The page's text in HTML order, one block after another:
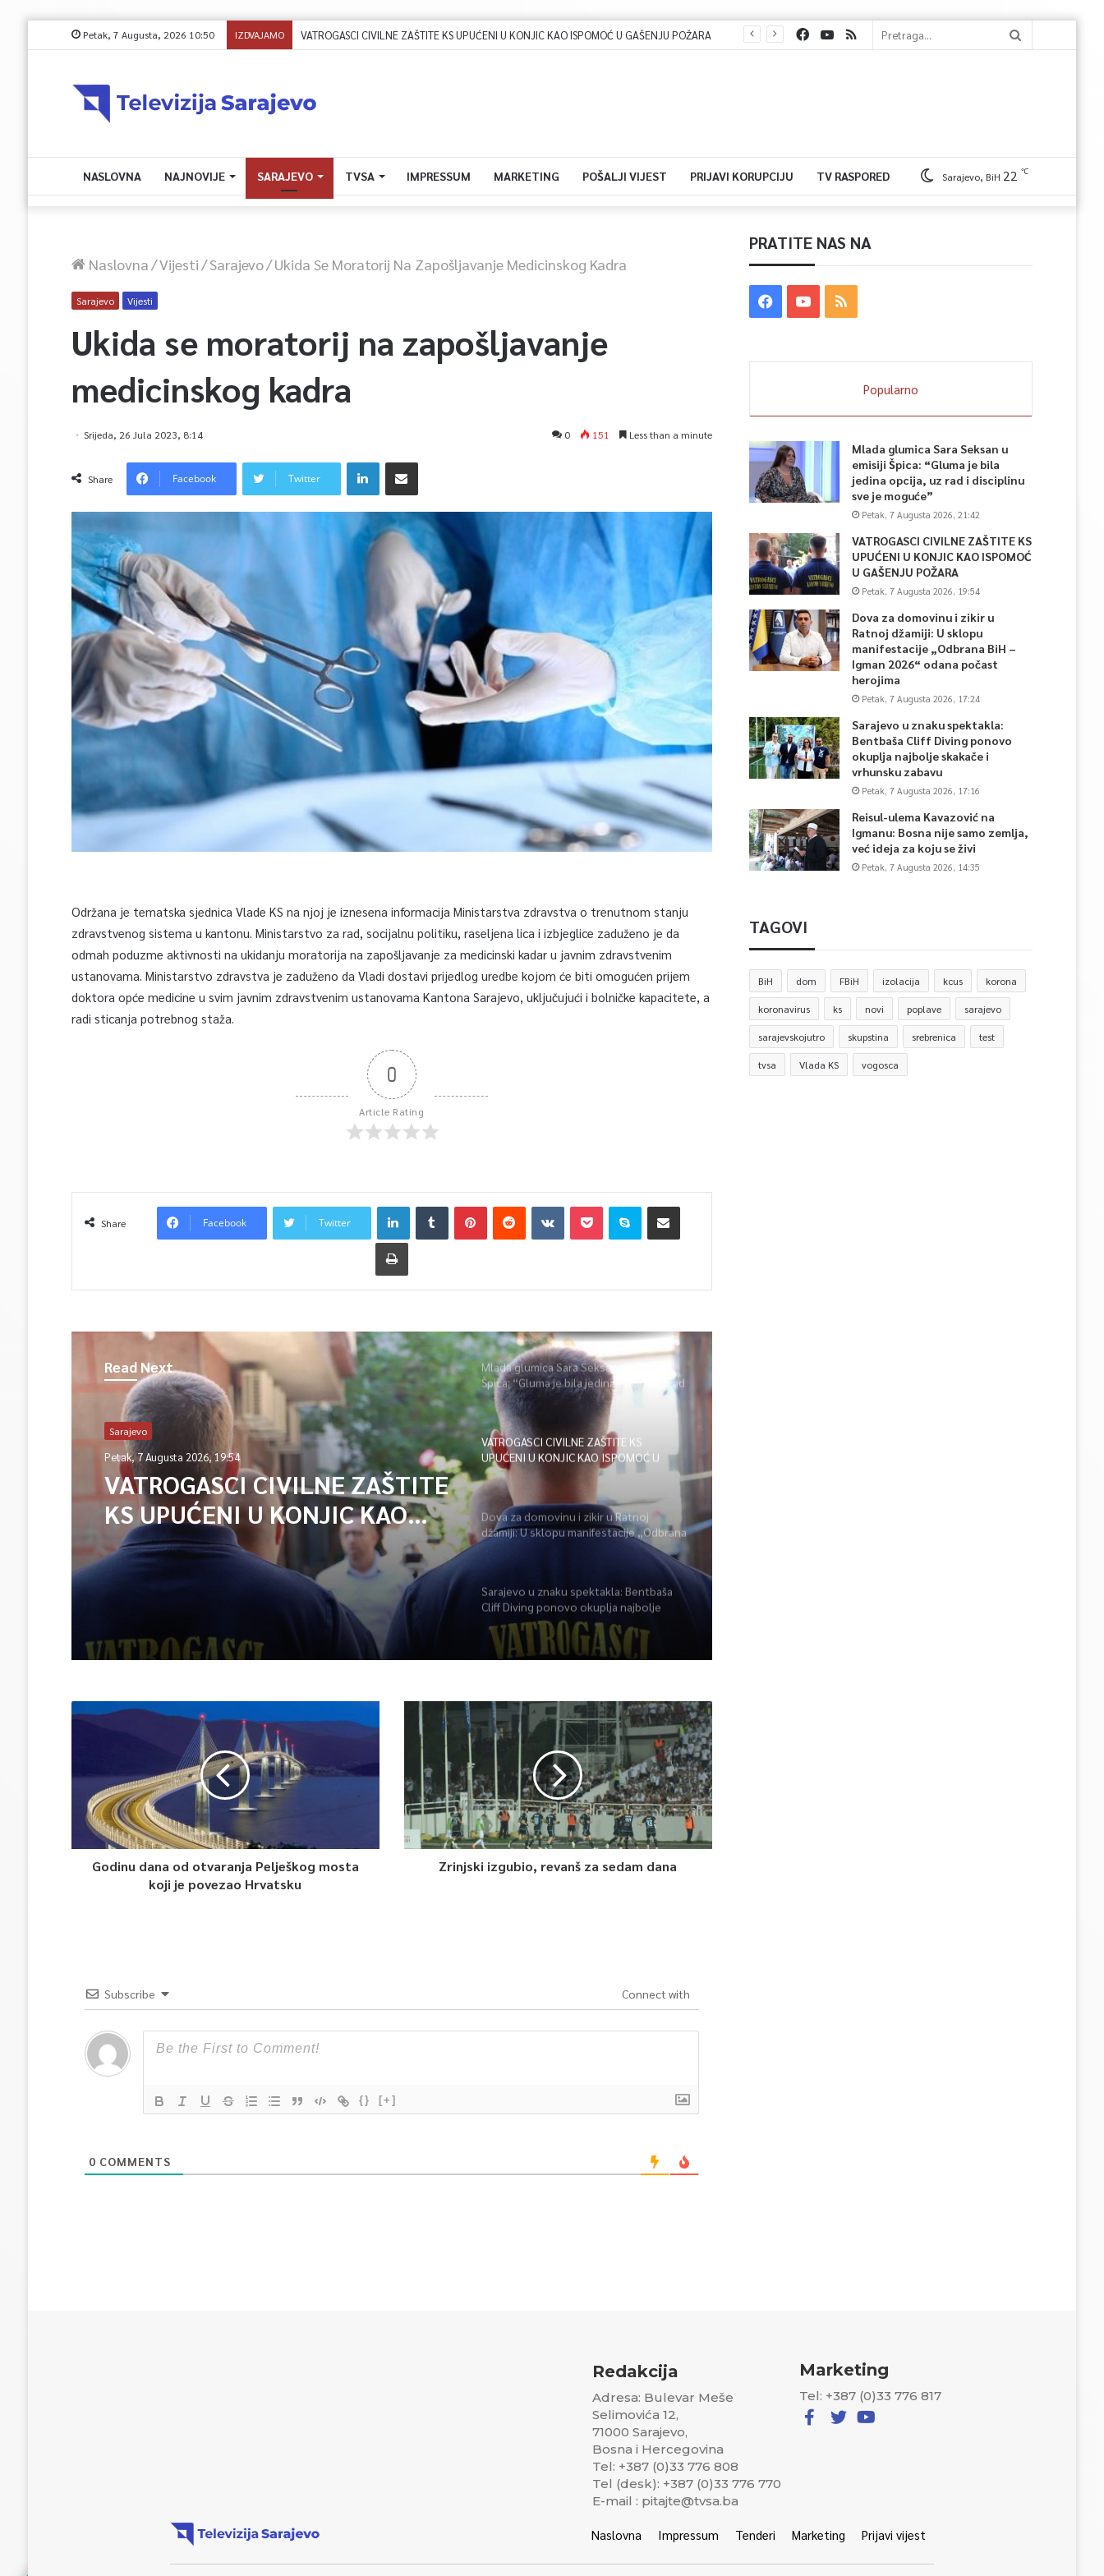
Petak, 7 Augusta, 2026 10:50 IZDVAJAMO Dova za domovinu i zikir u Ratnoj džamiji: U sklopu manifestacije „Odbrana BiH – Igman 2026“ odana počast herojima
NASLOVNA NAJNOVIJE SARAJEVO TVSA IMPRESSUM MARKETING POŠALJI VIJEST PRIJAVI KORUPCIJU TV RASPORED Sarajevo, BiH 22 ℃
Naslovna/Vijesti/Sarajevo/Ukida Se Moratorij Na Zapošljavanje Medicinskog Kadra
Sarajevo Vijesti
Ukida se moratorij na zapošljavanje
medicinskog kadra
Srijeda, 26 Jula 2023, 8:14 0 151 Less than a minute
Share Facebook Twitter
Održana je tematska sjednica Vlade KS na njoj je iznesena informacija Ministarstva zdravstva o trenutnom stanju
zdravstvenog sistema u kantonu. Ministarstvo za rad, socijalnu politiku, raseljena lica i izbjeglice zaduženo je da
odmah poduzme aktivnosti na ukidanju moratorija na zapošljavanje za medicinski kadar u javnim zdravstvenim
ustanovama. Ministarstvo zdravstva je zaduženo da Vladi dostavi prijedlog uredbe kojom će biti omogućen prijem
doktora opće medicine u svim javnim zdravstvenim ustanovama Kantona Sarajevo, uključujući i bolničke kapacitete, a
radi sticanja potrebnog staža.
0
Article Rating
Share Facebook Twitter
Read Next
Sarajevo
Petak, 7 Augusta 2026, 19:54
VATROGASCI CIVILNE ZAŠTITE
KS UPUĆENI U KONJIC KAO
ISPOMOĆ U GAŠENJU POŽARA
Mlada glumica Sara Seksan u emisiji
Špica: “Gluma je bila jedina opcija, uz rad
i disciplinu sve je moguće”
VATROGASCI CIVILNE ZAŠTITE KS
UPUĆENI U KONJIC KAO ISPOMOĆ U
GAŠENJU POŽARA
Dova za domovinu i zikir u Ratnoj
džamiji: U sklopu manifestacije „Odbrana
BiH – Igman 2026“ odana počast
Sarajevo u znaku spektakla: Bentbaša
Cliff Diving ponovo okuplja najbolje
skakače i vrhunsku zabavu
Godinu dana od otvaranja Pelješkog mosta
koji je povezao Hrvatsku
Zrinjski izgubio, revanš za sedam dana
Subscribe Connect with
{} [+]
0 COMMENTS
PRATITE NAS NA
Popularno
Mlada glumica Sara Seksan u
emisiji Špica: “Gluma je bila
jedina opcija, uz rad i disciplinu
sve je moguće”
Petak, 7 Augusta 2026, 21:42
VATROGASCI CIVILNE ZAŠTITE KS
UPUĆENI U KONJIC KAO ISPOMOĆ
U GAŠENJU POŽARA
Petak, 7 Augusta 2026, 19:54
Dova za domovinu i zikir u
Ratnoj džamiji: U sklopu
manifestacije „Odbrana BiH –
Igman 2026“ odana počast
herojima
Petak, 7 Augusta 2026, 17:24
Sarajevo u znaku spektakla:
Bentbaša Cliff Diving ponovo
okuplja najbolje skakače i
vrhunsku zabavu
Petak, 7 Augusta 2026, 17:16
Reisul-ulema Kavazović na
Igmanu: Bosna nije samo zemlja,
već ideja za koju se živi
Petak, 7 Augusta 2026, 14:35
TAGOVI
BiH dom FBiH izolacija kcus korona
koronavirus ks novi poplave sarajevo
sarajevskojutro skupstina srebrenica test
tvsa Vlada KS vogosca
Redakcija
Adresa: Bulevar Meše
Selimovića 12,
71000 Sarajevo,
Bosna i Hercegovina
Tel: +387 (0)33 776 808
Tel (desk): +387 (0)33 776 770
E-mail : pitajte@tvsa.ba
Marketing
Tel: +387 (0)33 776 817
Naslovna Impressum Tenderi Marketing Prijavi vijest